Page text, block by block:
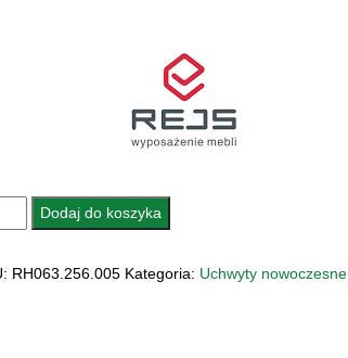
Dodaj do koszyka
RH063.256.005 Kategoria: Uchwyty nowoczesne